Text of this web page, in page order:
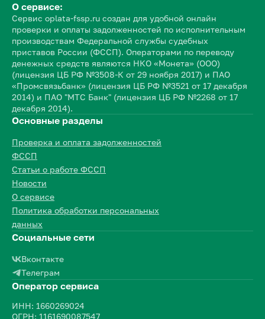
О сервисе:
Сервис oplata-fssp.ru создан для удобной онлайн
проверки и оплаты задолженностей по исполнительным
производствам Федеральной службы судебных
приставов России (ФССП). Операторами по переводу
денежных средств являются НКО «Монета» (ООО)
(лицензия ЦБ РФ №3508-К от 29 ноября 2017) и ПАО
«Промсвязьбанк» (лицензия ЦБ РФ №3521 от 17 декабря
2014) и ПАО "МТС Банк" (лицензия ЦБ РФ №2268 от 17
декабря 2014).
Основные разделы
Проверка и оплата задолженностей
ФССП
Статьи о работе ФССП
Новости
О сервисе
Политика обработки персональных
данных
Социальные сети
Вконтакте
Телеграм
Оператор сервиса
ИНН: 1660269024
ОГРН: 1161690087547